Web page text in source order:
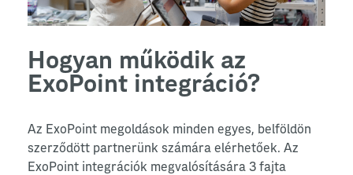
Hogyan működik az
ExoPoint integráció?
Az ExoPoint megoldások minden egyes, belföldön
szerződött partnerünk számára elérhetőek. Az
ExoPoint integrációk megvalósítására 3 fajta